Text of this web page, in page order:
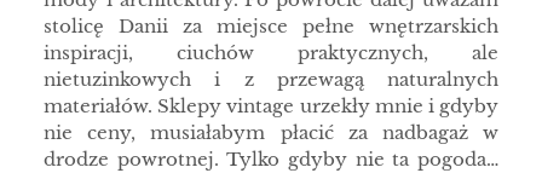
stolicę Danii za miejsce pełne wnętrzarskich
inspiracji, ciuchów praktycznych, ale
nietuzinkowych i z przewagą naturalnych
materiałów. Sklepy vintage urzekły mnie i gdyby
nie ceny, musiałabym płacić za nadbagaż w
drodze powrotnej. Tylko gdyby nie ta pogoda…